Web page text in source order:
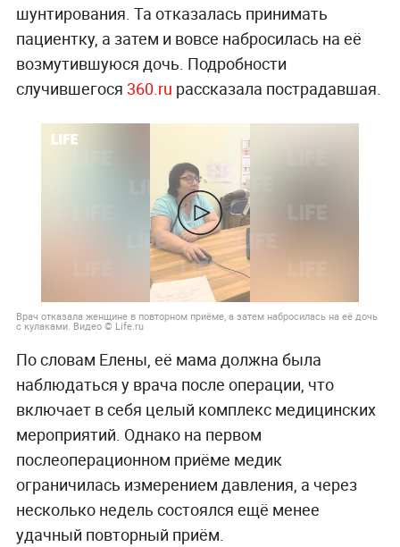
шунтирования. Та отказалась принимать
пациентку, а затем и вовсе набросилась на её
возмутившуюся дочь. Подробности
случившегося 360.ru рассказала пострадавшая.
Врач отказала женщине в повторном приёме, а затем набросилась на её дочь
с кулаками. Видео © Life.ru
По словам Елены, её мама должна была
наблюдаться у врача после операции, что
включает в себя целый комплекс медицинских
мероприятий. Однако на первом
послеоперационном приёме медик
ограничилась измерением давления, а через
несколько недель состоялся ещё менее
удачный повторный приём.